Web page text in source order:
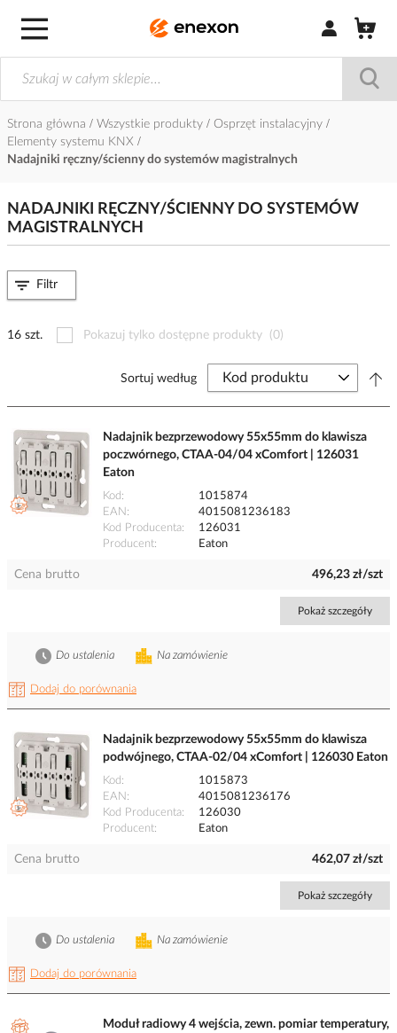
Zaloguj się /
Strona główna Wszystkie produkty
Osprzęt instalacyjny
Elementy systemu KNX
Nadajniki ręczny/ścienny do systemów magistralnych
NADAJNIKI RĘCZNY/ŚCIENNY DO SYSTEMÓW
MAGISTRALNYCH
16 szt. Pokazuj tylko dostępne produkty (0)
Sortuj według
Nadajnik bezprzewodowy 55x55mm do klawisza
poczwórnego, CTAA-04/04 xComfort | 126031
Eaton
Kod
1015874
EAN
4015081236183
Kod Producenta
126031
Producent
Eaton
Cena brutto 496,23 zł/szt
Pokaż szczegóły
Dodaj do porównania
Na zamówienie
Do ustalenia
Nadajnik bezprzewodowy 55x55mm do klawisza
podwójnego, CTAA-02/04 xComfort | 126030 Eaton
Kod
1015873
EAN
4015081236176
Kod Producenta
126030
Producent
Eaton
Cena brutto 462,07 zł/szt
Pokaż szczegóły
Dodaj do porównania
Na zamówienie
Do ustalenia
Moduł radiowy 4 wejścia, zewn. pomiar temperatury,
Filtr